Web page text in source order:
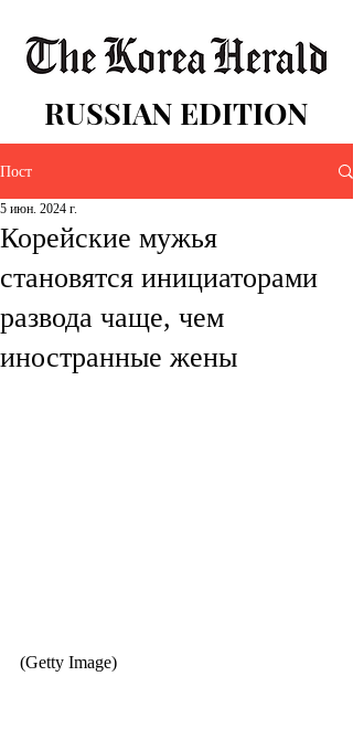
RUSSIAN EDITION
Пост
Корейские мужья
становятся инициаторами
развода чаще, чем
иностранные жены
5 июн. 2024 г.
(Getty Image)